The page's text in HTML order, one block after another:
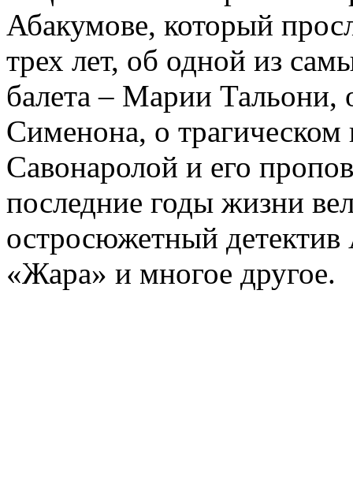
Абакумове, который
трех лет, об одной из
балета – Марии
Сименона, о трагическом
Савонаролой и его
последние годы жизни
остросюжетный детектив
«Жара» и многое другое.